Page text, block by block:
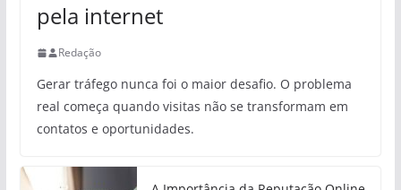
pela internet
Redação
Gerar tráfego nunca foi o maior desafio. O problema
real começa quando visitas não se transformam em
contatos e oportunidades.